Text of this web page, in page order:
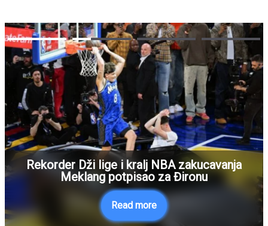
Rekorder Dži lige i kralj NBA zakucavanja
Meklang potpisao za Đironu
Read more